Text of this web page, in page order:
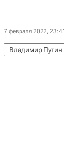
7 февраля 2022, 23:41
Владимир Путин
Владимир